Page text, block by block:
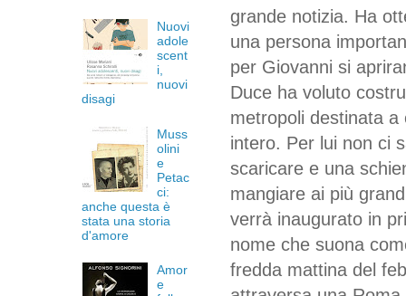
grande notizia. Ha
una persona
per Giovanni si
Duce ha voluto
metropoli destinata
intero. Per lui non ci
scaricare e una
mangiare ai più
verrà inaugurato in
nome che suona
fredda mattina del
Nuovi
adole
scent
i,
nuovi
disagi
Muss
olini
e
Petac
ci:
anche questa è
stata una storia
d'amore
Amor
e